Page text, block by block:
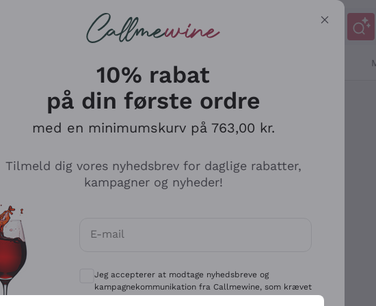
Antinori
Ca' del Bosco
Gavi
10% rabat
på din første ordre
med en minimumskurv på 763,00 kr.
Tilmeld dig vores nyhedsbrev for daglige rabatter,
kampagner og nyheder!
E-mail
Valgfrie samtykker for at modtage kommunikation og
Jeg accepterer at modtage nyhedsbreve og
kampagnekommunikation fra Callmewine, som krævet